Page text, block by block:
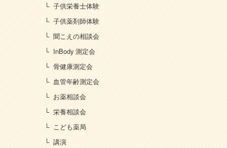
子供栄養士体験
子供薬剤師体験
聞こえの相談会
InBody 測定会
骨健康測定会
血管年齢測定会
お薬相談会
栄養相談会
こども薬局
講演